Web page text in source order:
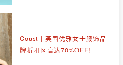
Coast | 英国优雅女士服饰品
牌折扣区高达70%OFF！